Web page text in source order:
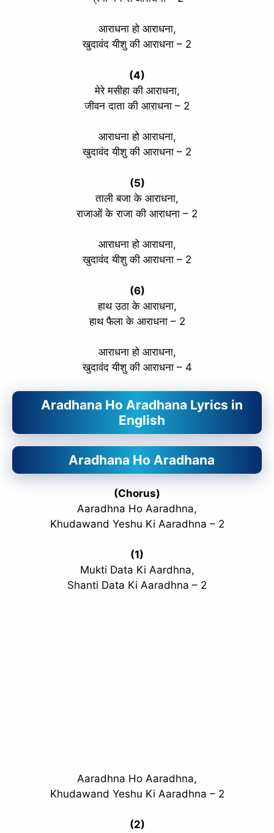
आराधना हो आराधना,
खुदावंद यीशु की आराधना – 2
(4)
मेरे मसीहा की आराधना,
जीवन दाता की आराधना – 2
आराधना हो आराधना,
खुदावंद यीशु की आराधना – 2
(5)
ताली बजा के आराधना,
राजाओं के राजा की आराधना – 2
आराधना हो आराधना,
खुदावंद यीशु की आराधना – 2
(6)
हाथ उठा के आराधना,
हाथ फैला के आराधना – 2
आराधना हो आराधना,
खुदावंद यीशु की आराधना – 4
Aradhana Ho Aradhana Lyrics in
English
Aradhana Ho Aradhana
(Chorus)
Aaradhna Ho Aaradhna,
Khudawand Yeshu Ki Aaradhna – 2
(1)
Mukti Data Ki Aardhna,
Shanti Data Ki Aaradhna – 2
Aaradhna Ho Aaradhna,
Khudawand Yeshu Ki Aaradhna – 2
(2)